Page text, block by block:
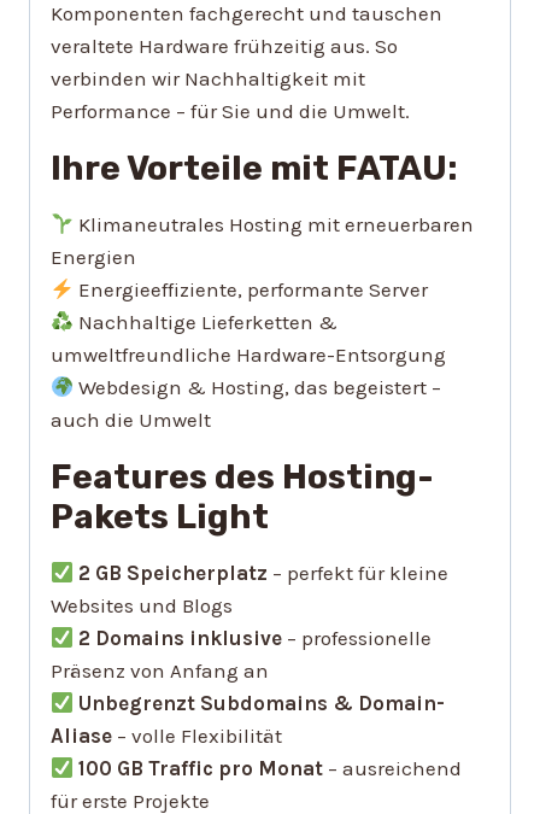
Komponenten fachgerecht und tauschen
veraltete Hardware frühzeitig aus. So
verbinden wir Nachhaltigkeit mit
Performance – für Sie und die Umwelt.
Ihre Vorteile mit FATAU:
Klimaneutrales Hosting mit erneuerbaren
Energien
Energieeffiziente, performante Server
Nachhaltige Lieferketten &
umweltfreundliche Hardware-Entsorgung
Webdesign & Hosting, das begeistert –
auch die Umwelt
Features des Hosting-
Pakets Light
2 GB Speicherplatz – perfekt für kleine
Websites und Blogs
2 Domains inklusive – professionelle
Präsenz von Anfang an
Unbegrenzt Subdomains & Domain-
Aliase – volle Flexibilität
100 GB Traffic pro Monat – ausreichend
für erste Projekte